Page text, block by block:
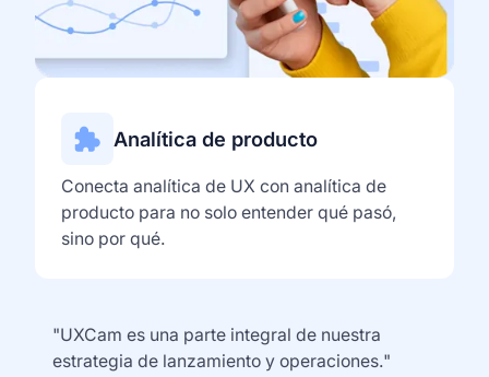
Analítica de producto
Conecta analítica de UX con analítica de
producto para no solo entender qué pasó,
sino por qué.
"UXCam es una parte integral de nuestra
estrategia de lanzamiento y operaciones."